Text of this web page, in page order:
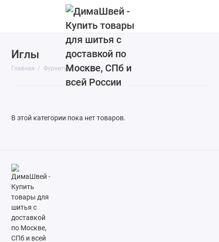
Иглы
Главная Фурнитура Иглы
Иглы
Программное обеспечение
Показать все
В этой категории пока нет товаров.